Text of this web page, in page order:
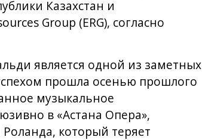
Казахстан и
Group (ERG), согласно
является одной из заметных
прошла осенью прошлого
музыкальное
в «Астана Опера»,
который теряет